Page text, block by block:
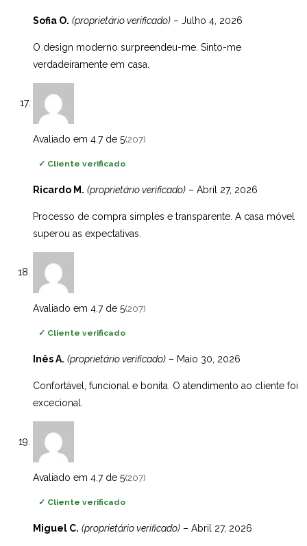
Sofia O. (proprietário verificado) – Julho 4, 2026
O design moderno surpreendeu-me. Sinto-me
verdadeiramente em casa.
Avaliado em 4.7 de 5(207)
✓ Cliente verificado
Ricardo M. (proprietário verificado) – Abril 27, 2026
Processo de compra simples e transparente. A casa móvel
superou as expectativas.
Avaliado em 4.7 de 5(207)
✓ Cliente verificado
Inês A. (proprietário verificado) – Maio 30, 2026
Confortável, funcional e bonita. O atendimento ao cliente foi
excecional.
Avaliado em 4.7 de 5(207)
✓ Cliente verificado
Miguel C. (proprietário verificado) – Abril 27, 2026